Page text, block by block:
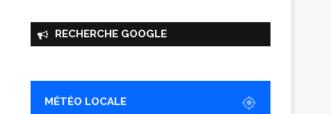
RECHERCHE GOOGLE
MÉTÉO LOCALE